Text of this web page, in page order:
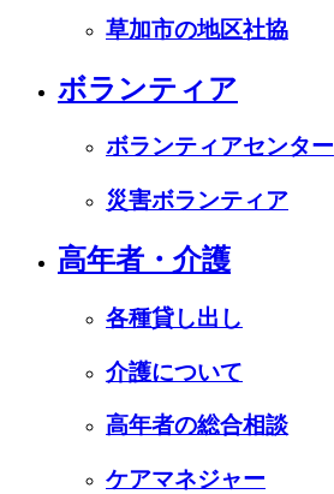
草加市の地区社協
ボランティア
ボランティアセンター
災害ボランティア
高年者・介護
各種貸し出し
介護について
高年者の総合相談
ケアマネジャー